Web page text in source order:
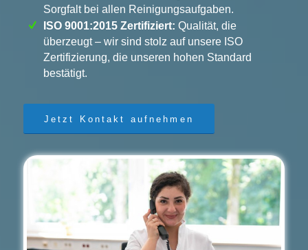
Sorgfalt bei allen Reinigungsaufgaben.
ISO 9001:2015 Zertifiziert: Qualität, die
überzeugt – wir sind stolz auf unsere ISO
Zertifizierung, die unseren hohen Standard
bestätigt.
Jetzt Kontakt aufnehmen